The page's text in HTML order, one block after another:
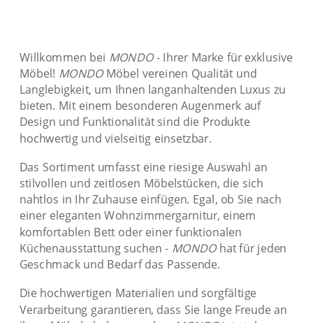
Willkommen bei MONDO- Ihrer Marke für exklusive
Möbel! MONDOMöbel vereinen Qualität und
Langlebigkeit, um Ihnen langanhaltenden Luxus zu
bieten. Mit einem besonderen Augenmerk auf
Design und Funktionalität sind die Produkte
hochwertig und vielseitig einsetzbar.
Das Sortiment umfasst eine riesige Auswahl an
stilvollen und zeitlosen Möbelstücken, die sich
nahtlos in Ihr Zuhause einfügen. Egal, ob Sie nach
einer eleganten Wohnzimmergarnitur, einem
komfortablen Bett oder einer funktionalen
Küchenausstattung suchen - MONDOhat für jeden
Geschmack und Bedarf das Passende.
Die hochwertigen Materialien und sorgfältige
Verarbeitung garantieren, dass Sie lange Freude an